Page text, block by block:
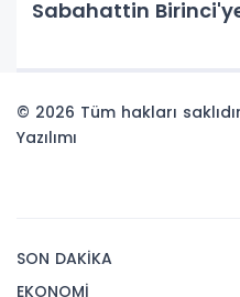
Sabahattin
© 2026 Tüm hakları
Yazılımı
SON DAKİKA
EKONOMİ